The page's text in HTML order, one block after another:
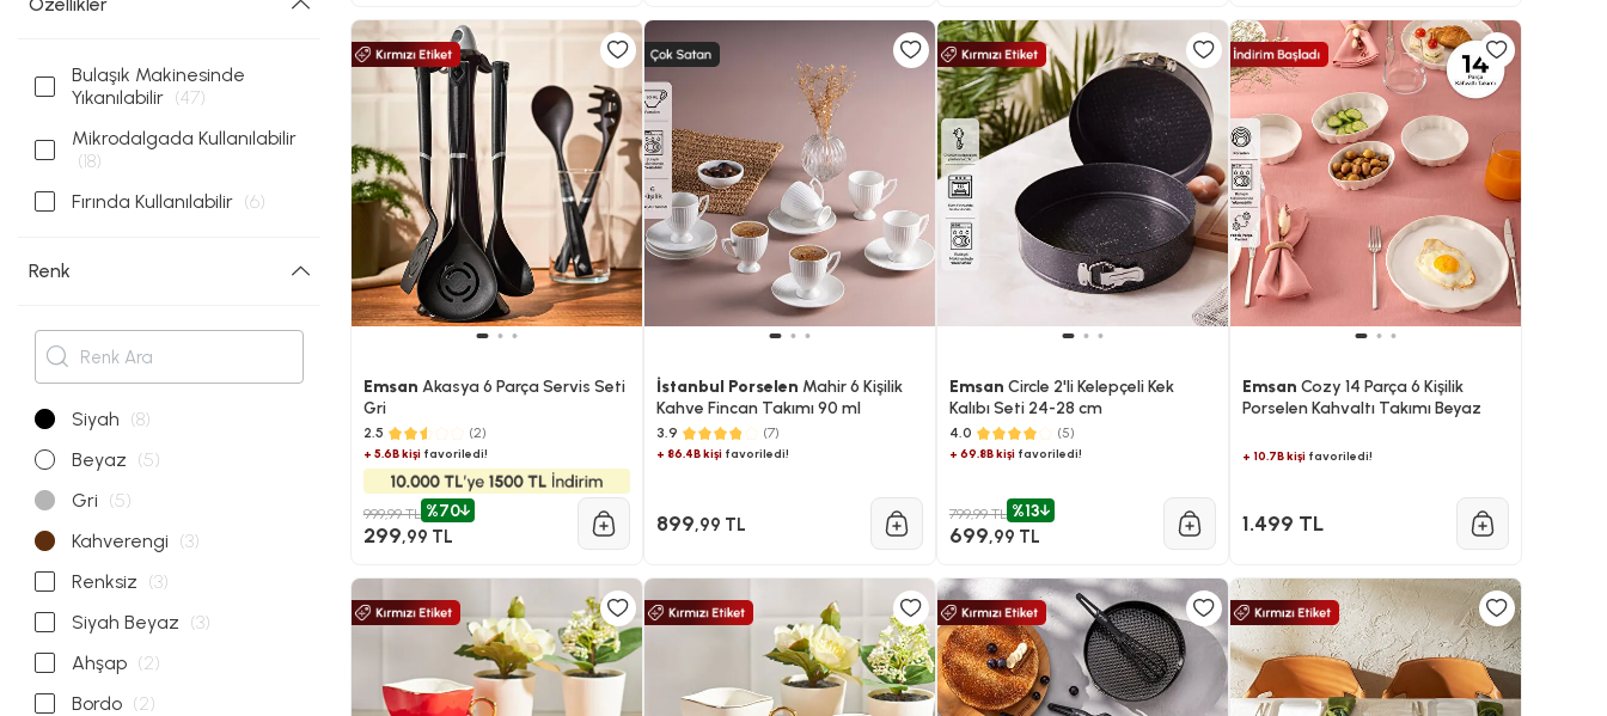
Bulaşık Makinesinde
Yıkanılabilir (47)
Mikrodalgada Kullanılabilir
(18)
Fırında Kullanılabilir (6)
Renk
Siyah (8)
Beyaz (5)
Gri (5)
Kahverengi (3)
Renksiz (3)
Siyah Beyaz (3)
Ahşap (2)
Bordo (2)
Emsan Akasya 6 Parça Servis Seti
Gri
2.5 (2)
+ 5.6B kişifavoriledi!
999,99 TL %70
299,99 TL
İstanbul Porselen Mahir 6 Kişilik
Kahve Fincan Takımı 90 ml
3.9 (7)
+ 86.4B kişifavoriledi!
899,99 TL
Emsan Circle 2'li Kelepçeli Kek
Kalıbı Seti 24-28 cm
4.0 (5)
+ 69.8B kişifavoriledi!
799,99 TL %13
699,99 TL
Emsan Cozy 14 Parça 6 Kişilik
Porselen Kahvaltı Takımı Beyaz
+ 10.7B kişi favoriledi!
1.499 TL